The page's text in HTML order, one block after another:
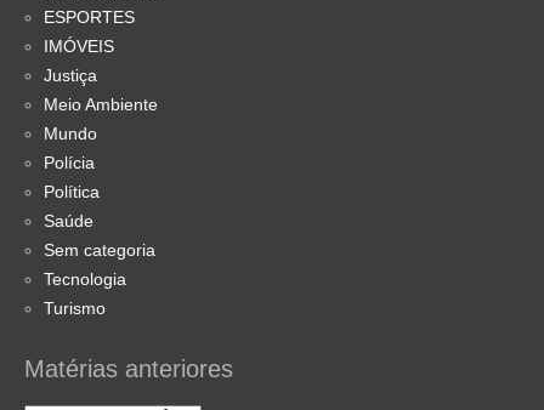
ESPORTES
IMÓVEIS
Justiça
Meio Ambiente
Mundo
Polícia
Política
Saúde
Sem categoria
Tecnologia
Turismo
Matérias anteriores